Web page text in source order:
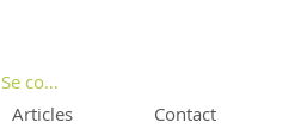
Articles Contact
Se connecter